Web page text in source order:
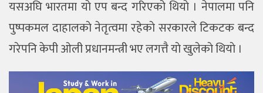
यसअघि भारतमा याे एप बन्द गरिएको थियाे । नेपालमा पनि
पुष्पकमल दाहालकाे नेतृत्वमा रहेकाे सरकारले टिकटक बन्द
गरेपनि केपी ओली प्रधानमन्त्री भए लगत्तै याे खुलेकाे थियाे ।